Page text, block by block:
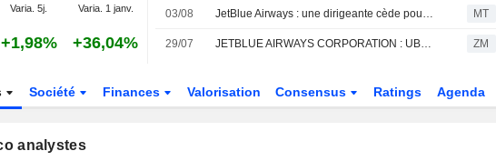
Varia. 5j. Varia. 1 janv.
+1,98% +36,04%
03/08 JetBlue Airways : une dirigeante cède pour 444 949 $ d'actions, selon un document de la SEC MT
29/07 JETBLUE AIRWAYS CORPORATION : UBS toujours vendeur ZM
Société Finances Valorisation Consensus Ratings Agenda
analystes